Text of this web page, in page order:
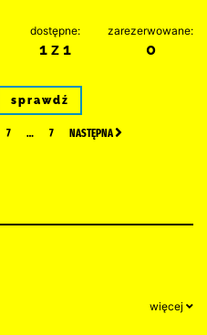
dostępne:
1 z 1
zarezerwowane:
0
sprawdź
7 … 7 NASTĘPNA
więcej